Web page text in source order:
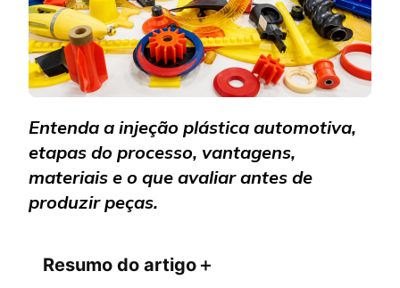
Entenda a injeção plástica automotiva,
etapas do processo, vantagens,
materiais e o que avaliar antes de
produzir peças.
Resumo do artigo＋